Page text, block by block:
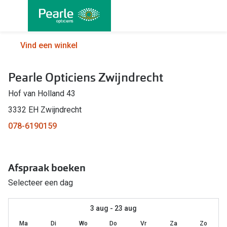
Alle brillen
Herenbrillen
Kinderbrillen
Soorten brillen
Multifocale bril
Blauw-violet licht bril
Vind een winkel
Pearle Opticiens Zwijndrecht
Hof van Holland 43
3332 EH Zwijndrecht
078-6190159
Afspraak boeken
Selecteer een dag
3 aug - 23 aug
Ma Di Wo Do Vr Za Zo